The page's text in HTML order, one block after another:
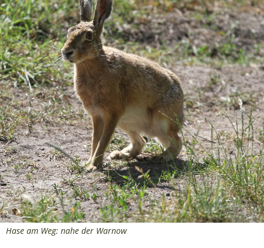
Hase am Weg: nahe der Warnow